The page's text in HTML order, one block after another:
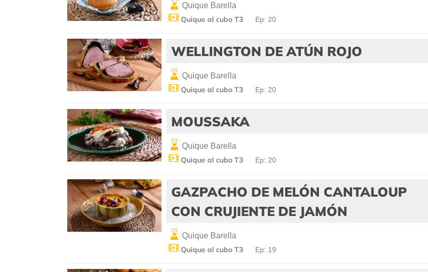
Quique Barella
Quique al cubo T3 Ep: 20
WELLINGTON DE ATÚN ROJO
Quique Barella
Quique al cubo T3 Ep: 20
MOUSSAKA
Quique Barella
Quique al cubo T3 Ep: 20
GAZPACHO DE MELÓN CANTALOUP
CON CRUJIENTE DE JAMÓN
Quique Barella
Quique al cubo T3 Ep: 19